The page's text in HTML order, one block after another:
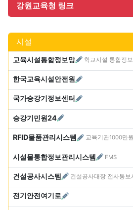
강원교육청 링크
시설
교육시설통합정보망 학교시설 통합정
한국교육시설안전원
국가승강기정보센터
승강기민원24
RFID물품관리시스템 교육기관1000만
시설물통합정보관리시스템 FMS
건설공사시스템 건설공사대장 전사통보
전기안전여기로